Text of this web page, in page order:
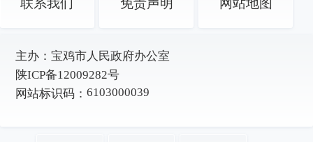
联系我们 免责声明 网站地图
主办： 宝鸡市人民政府办公室
陕ICP备12009282号
网站标识码： 6103000039